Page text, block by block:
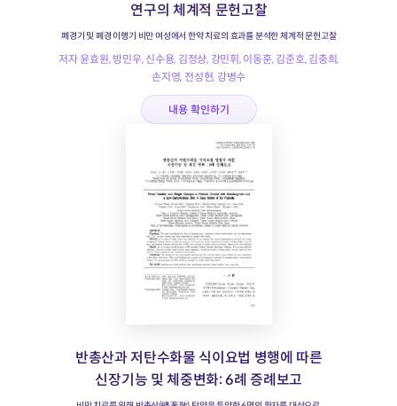
연구의 체계적 문헌고찰
폐경기 및 폐경 이행기 비만 여성에서 한약 치료의 효과를 분석한 체계적 문헌고찰
저자 윤효원, 방민우, 신수용, 김정상, 강민휘, 이동훈, 김준호, 김충희,
손지영, 전성현, 강병수
내용 확인하기
반총산과 저탄수화물 식이요법 병행에 따른
신장기능 및 체중변화: 6례 증례보고